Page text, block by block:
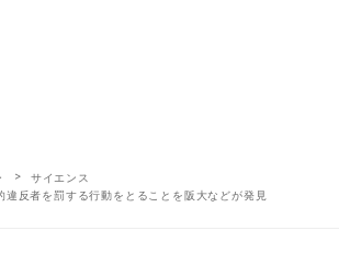
サイエンス
違反者を罰する行動をとることを阪大などが発見